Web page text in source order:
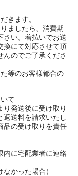
きます。
ましたら、消費期
さい。着払いでお送
換にて対応させて頂
んのでご了承くださ
等のお客様都合の
て
り発送後に受け取り
返送料を請求いたし
品の受け取りを責任
内に宅配業者に連絡
なかった場合）